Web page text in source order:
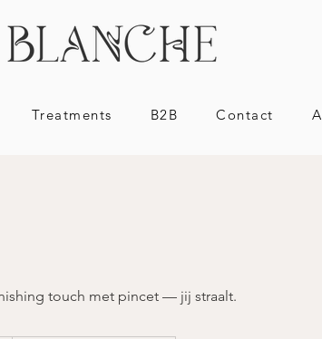
Treatments B2B Contact
touch met pincet — jij straalt.